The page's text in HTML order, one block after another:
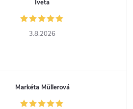
Iveta
3.8.2026
Markéta Müllerová